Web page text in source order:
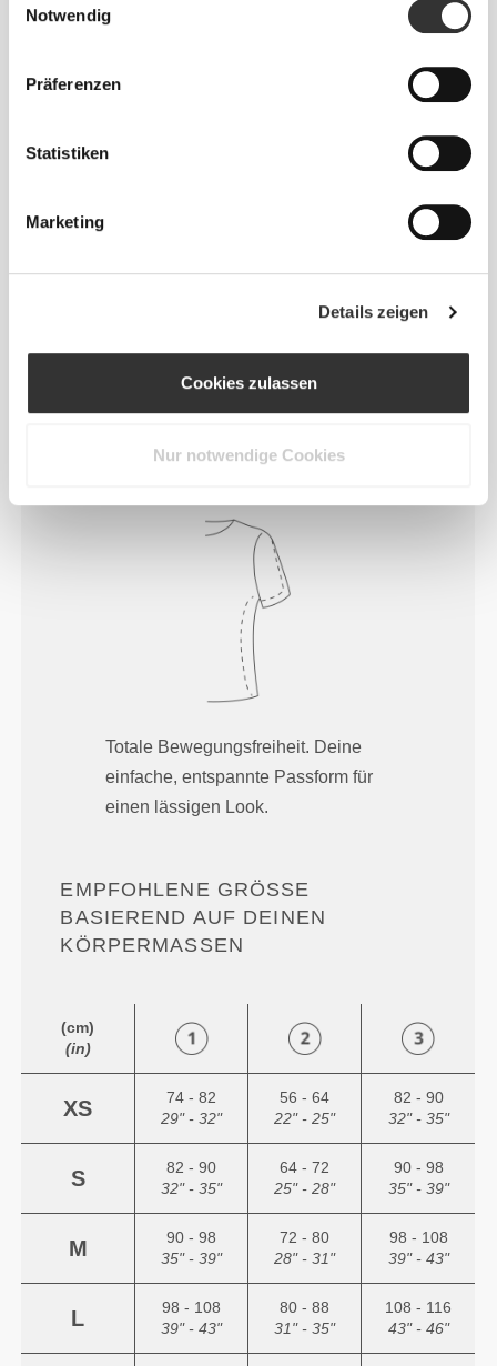
Notwendig
Präferenzen
Statistiken
Marketing
Details zeigen
Cookies zulassen
Nur notwendige Cookies
Normal
Das Motto lautet: Sich jeden Tag frei
und bequem bewegen zu können.
Totale Bewegungsfreiheit. Deine
einfache, entspannte Passform für
einen lässigen Look.
EMPFOHLENE GRÖSSE B
ASIEREND AUF DEINEN K
ÖRPERMASSEN
(cm)
(in)
XS
74 - 82
29" - 32"
56 - 64
22" - 25"
82 - 90
32" - 35"
S
82 - 90
32" - 35"
64 - 72
25" - 28"
90 - 98
35" - 39"
M
90 - 98
35" - 39"
72 - 80
28" - 31"
98 - 108
39" - 43"
L
98 - 108
39" - 43"
80 - 88
31" - 35"
108 - 116
43" - 46"